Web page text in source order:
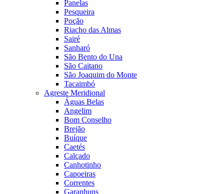
Panelas
Pesqueira
Poção
Riacho das Almas
Sairé
Sanharó
São Bento do Una
São Caitano
São Joaquim do Monte
Tacaimbó
Agreste Meridional
Águas Belas
Angelim
Bom Conselho
Brejão
Buíque
Caetés
Calçado
Canhotinho
Capoeiras
Correntes
Garanhuns